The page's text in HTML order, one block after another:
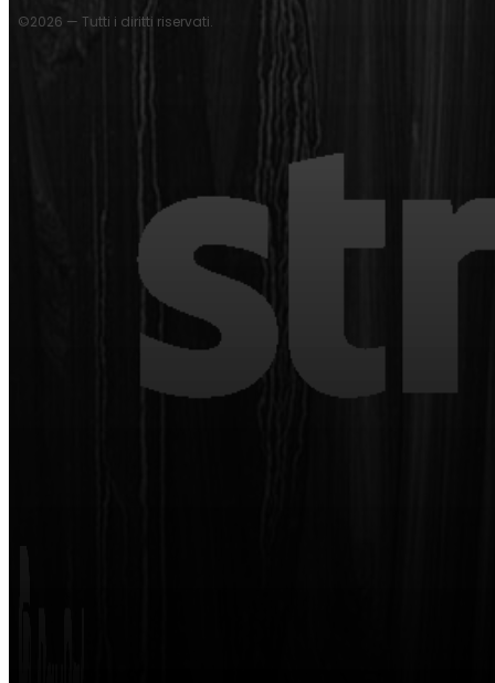
©2026 — Tutti i diritti riservati.